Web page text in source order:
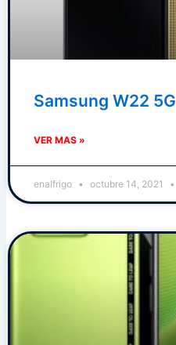
Samsung W22 5G
VER MAS »
enalfrigo octubre 14, 2021